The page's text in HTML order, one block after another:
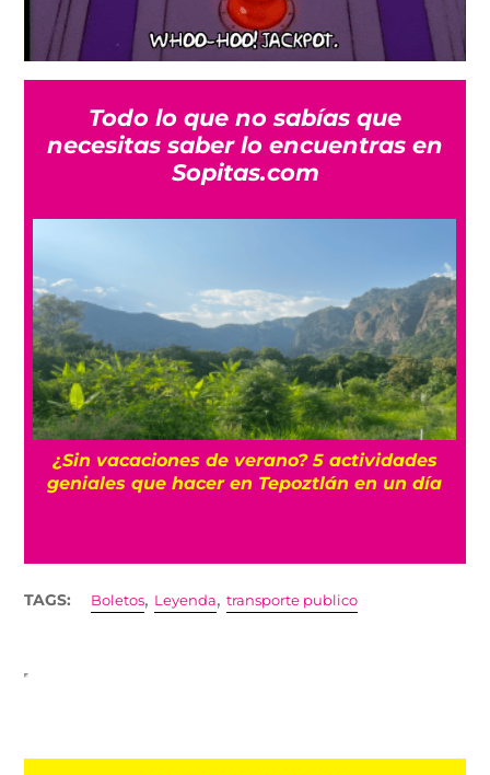
Todo lo que no sabías que
necesitas saber lo encuentras en
Sopitas.com
¿Sin vacaciones de verano? 5 actividades
geniales que hacer en Tepoztlán en un día
TAGS: Boletos, Leyenda,transporte publico